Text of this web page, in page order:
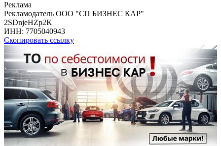
Реклама
Рекламодатель ООО "СП БИЗНЕС КАР"
2SDnjeHZp2K
ИНН: 7705040943
Скопировать ссылку